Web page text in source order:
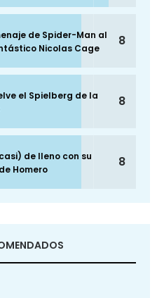
de Spider-Man al
Nicolas Cage
8
el Spielberg de la
8
de lleno con su
Homero
8